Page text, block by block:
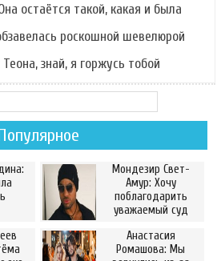
остаётся такой, какая и была
роскошной шевелюрой
знай, я горжусь тобой
Мондезир Свет-
Амур: Хочу
поблагодарить
уважаемый суд
Анастасия
Ромашова: Мы